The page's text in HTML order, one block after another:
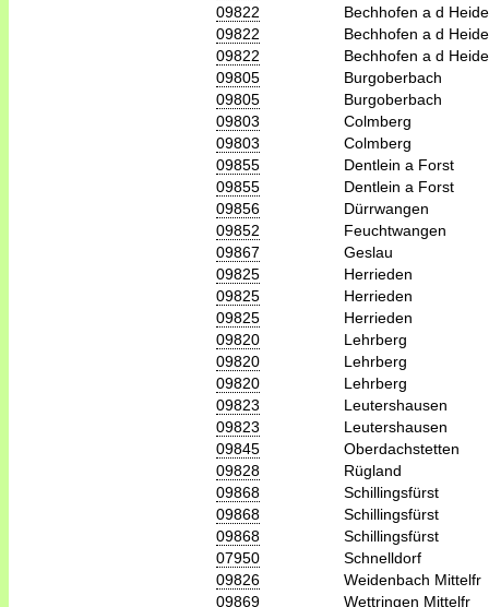
09822
Bechhofen a d Heide
09822
Bechhofen a d Heide
09822
Bechhofen a d Heide
09805
Burgoberbach
09805
Burgoberbach
09803
Colmberg
09803
Colmberg
09855
Dentlein a Forst
09855
Dentlein a Forst
09856
Dürrwangen
09852
Feuchtwangen
09867
Geslau
09825
Herrieden
09825
Herrieden
09825
Herrieden
09820
Lehrberg
09820
Lehrberg
09820
Lehrberg
09823
Leutershausen
09823
Leutershausen
09845
Oberdachstetten
09828
Rügland
09868
Schillingsfürst
09868
Schillingsfürst
09868
Schillingsfürst
07950
Schnelldorf
09826
Weidenbach Mittelfr
09869
Wettringen Mittelfr